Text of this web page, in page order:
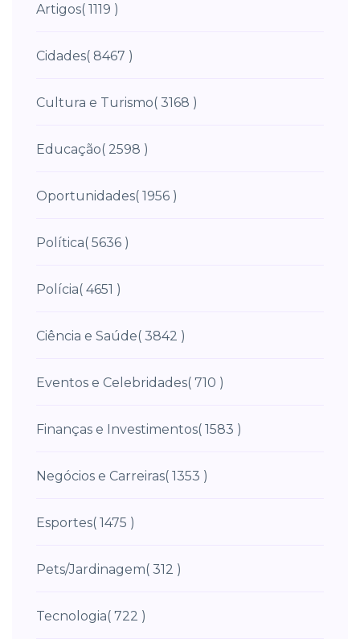
Artigos( 1119 )
Cidades( 8467 )
Cultura e Turismo( 3168 )
Educação( 2598 )
Oportunidades( 1956 )
Política( 5636 )
Polícia( 4651 )
Ciência e Saúde( 3842 )
Eventos e Celebridades( 710 )
Finanças e Investimentos( 1583 )
Negócios e Carreiras( 1353 )
Esportes( 1475 )
Pets/Jardinagem( 312 )
Tecnologia( 722 )